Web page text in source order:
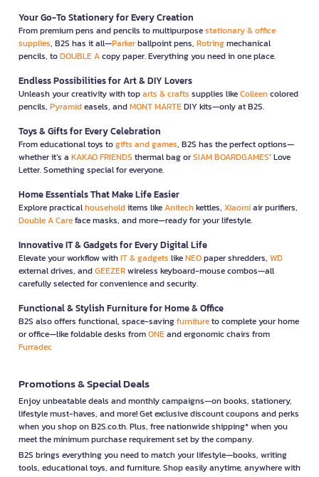
Your Go-To Stationery for Every Creation
From premium pens and pencils to multipurposestationary & office
supplies, B2S has it all—Parkerballpoint pens, Rotringmechanical
pencils, toDOUBLE Acopy paper. Everything you need in one place.
Endless Possibilities for Art & DIY Lovers
Unleash your creativity with toparts & crafts supplies likeColleencolored
pencils, Pyramideasels, andMONT MARTEDIY kits—only at B2S.
Toys & Gifts for Every Celebration
From educational toys togifts and games, B2S has the perfect options—
whether it’s a KAKAO FRIENDS thermal bag orSIAM BOARDGAMES’ Love
Letter. Something special for everyone.
Home Essentials That Make Life Easier
Explore practicalhouseholditems likeAnitechkettles, Xiaomiair purifiers,
Double A Careface masks, and more—ready for your lifestyle.
Innovative IT & Gadgets for Every Digital Life
Elevate your workflow withIT & gadgets likeNEOpaper shredders, WD
external drives, andGEEZERwireless keyboard-mouse combos—all
carefully selected for convenience and security.
Functional & Stylish Furniture for Home & Office
B2S also offers functional, space-savingfurnitureto complete your home
or office—like foldable desks fromONEand ergonomic chairs from
Furradec
Promotions & Special Deals
Enjoy unbeatable deals and monthly campaigns—on books, stationery,
lifestyle must-haves, and more! Get exclusive discount coupons and perks
when you shop on B2S.co.th. Plus, free nationwide shipping* when you
meet the minimum purchase requirement set by the company.
B2S brings everything you need to match your lifestyle—books, writing
tools, educational toys, and furniture. Shop easily anytime, anywhere with